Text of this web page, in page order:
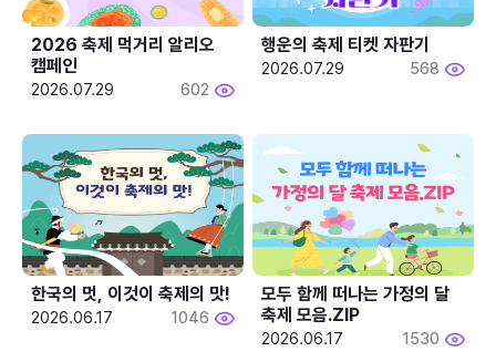
2026 축제 먹거리 알리오
캠페인
2026.07.29 602
행운의 축제 티켓 자판기
2026.07.29 568
한국의 멋, 이것이 축제의 맛!
2026.06.17 1046
모두 함께 떠나는 가정의 달
축제 모음.ZIP
2026.06.17 1530